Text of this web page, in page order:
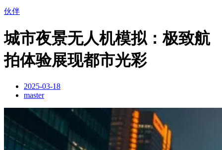
伙伴
城市夜景无人机模拟：极致航
拍体验展现都市光彩
2025-03-18
master